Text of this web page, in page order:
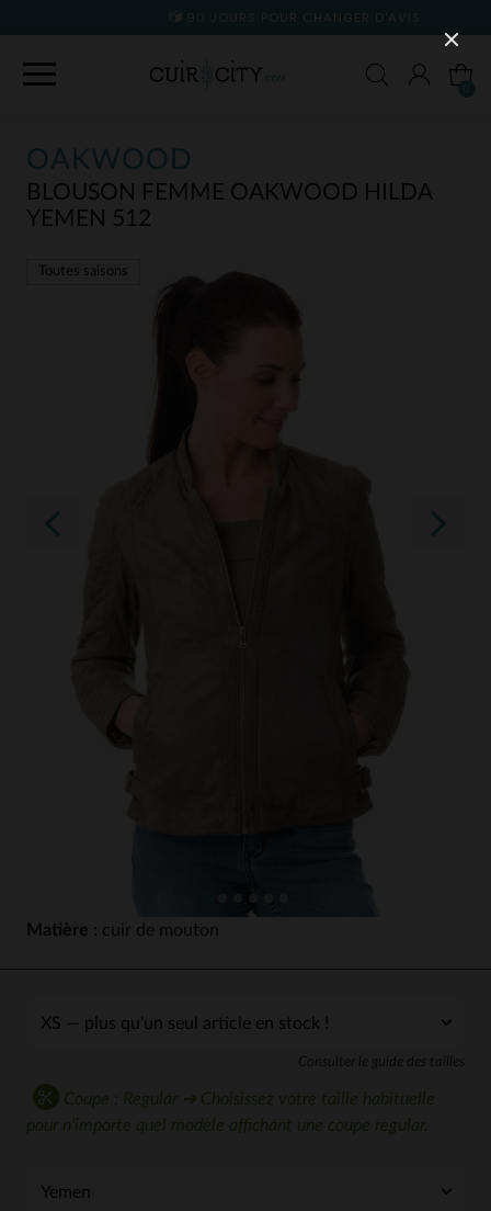
90 JOURS POUR CHANGER D'AVIS
OAKWOOD
BLOUSON FEMME OAKWOOD HILDA
YEMEN 512
Toutes saisons
Matière : cuir de mouton
Consulter le guide des tailles
Coupe : Regular ➔ Choisissez votre taille habituelle
pour n'importe quel modèle affichant une coupe regular.